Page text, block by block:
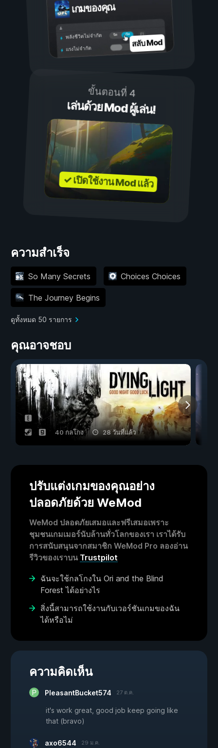
เกมของคุณ
เปิด
ปิด
พลังชีวิตไม่จำกัด
แรงไม่จำกัด สลับ Mod
ขั้นตอนที่ 4
เล่นด้วย Mod ผู้เล่น!
✓ เปิดใช้งาน Mod แล้ว
ความสำเร็จ
So Many Secrets Choices Choices
The Journey Begins
ดูทั้งหมด 50 รายการ
คุณอาจชอบ
40 กลโกง 28 วันที่แล้ว
ปรับแต่งเกมของคุณอย่าง
ปลอดภัยด้วย WeMod
WeMod ปลอดภัยเสมอและฟรีเสมอเพราะ
ชุมชนเกมเมอร์นับล้านทั่วโลกของเรา เราได้รับ
การสนับสนุนจากสมาชิก WeMod Pro ลองอ่าน
รีวิวของเราบน Trustpilot
ฉันจะใช้กลโกงใน Ori and the Blind
Forest ได้อย่างไร
สิ่งนี้สามารถใช้งานกับเวอร์ชันเกมของฉัน
ได้หรือไม่
ความคิดเห็น
PleasantBucket574 27 ต.ค.
it's work great, good job keep going like
that (bravo)
axo6544 29 ม.ค.